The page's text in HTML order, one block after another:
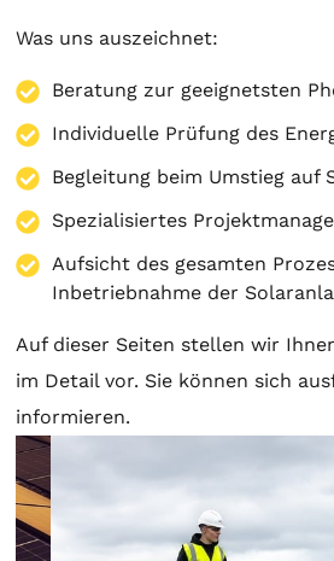
Was uns auszeichnet:
Beratung zur geeignetsten
Individuelle Prüfung des
Begleitung beim Umstieg auf
Spezialisiertes
Aufsicht des gesamten
Inbetriebnahme der
Auf dieser Seiten stellen wir
im Detail vor. Sie können sich
informieren.